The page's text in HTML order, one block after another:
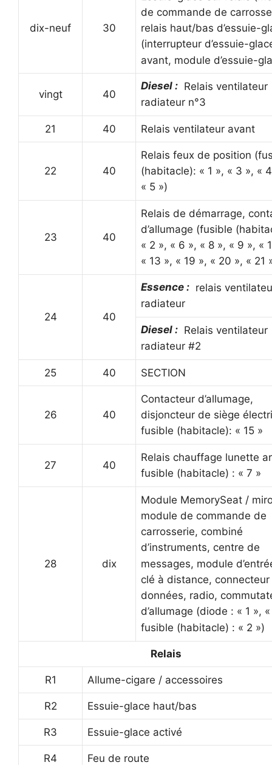
dix-neuf 30
de commande de
relais haut/bas d’essuie-
(interrupteur d’essuie-
avant, module d’essuie-
vingt 40
Diesel : Relais ventilateur
radiateur n°3
21 40 Relais ventilateur avant
22 40
Relais feux de position
(habitacle): « 1 », « 3 », «
« 5 »)
23 40
Relais de démarrage,
d’allumage (fusible
« 2 », « 6 », « 8 », « 9 », «
« 13 », « 19 », « 20 », « 21
24 40
Essence : relais
radiateur
Diesel : Relais ventilateur
radiateur #2
25 40 SECTION
26 40
Contacteur d’allumage,
disjoncteur de siège
fusible (habitacle): « 15 »
27 40
Relais chauffage lunette
fusible (habitacle) : « 7 »
28 dix
Module MemorySeat /
module de commande de
carrosserie, combiné
d’instruments, centre de
messages, module
clé à distance,
données, radio,
d’allumage (diode : « 1 »,
fusible (habitacle) : « 2 »)
Relais
R1 Allume-cigare / accessoires
R2 Essuie-glace haut/bas
R3 Essuie-glace activé
R4 Feu de route